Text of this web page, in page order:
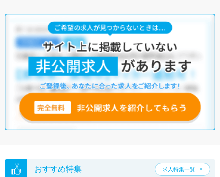
おすすめ特集 求人特集一覧